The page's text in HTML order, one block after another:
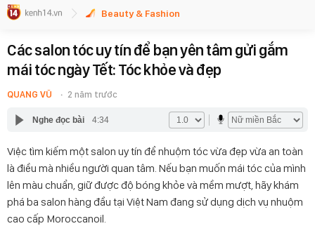
Beauty & Fashion
Các salon tóc uy tín để bạn yên tâm gửi gắm
mái tóc ngày Tết: Tóc khỏe và đẹp
QUANG VŨ 2 năm trước
Nghe đọc bài 4:34
Việc tìm kiếm một salon uy tín để nhuộm tóc vừa đẹp vừa an toàn
là điều mà nhiều người quan tâm. Nếu bạn muốn mái tóc của mình
lên màu chuẩn, giữ được độ bóng khỏe và mềm mượt, hãy khám
phá ba salon hàng đầu tại Việt Nam đang sử dụng dịch vụ nhuộm
cao cấp Moroccanoil.